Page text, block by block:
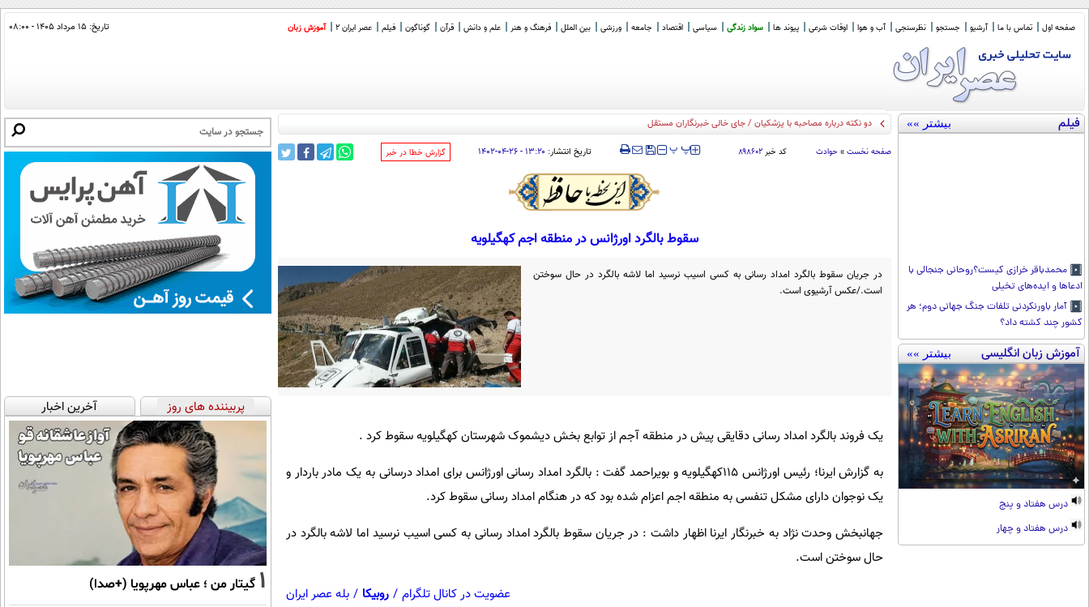
صفحه اول تماس با ما آرشیو جستجو نظرسنجی آب و هوا اوقات شرعی پیوند ها سواد زندگی سیاسی اقتصاد جامعه ورزشی بین الملل فرهنگ و هنر علم و دانش قرآن گوناگون فیلم عصر ایران 2 آموزش زبان تاریخ: ۱۵ مرداد ۱۴۰۵ - ۰۸:۰۰
فیلم بیشتر »»
محمدباقر خرازی کیست؟روحانی جنجالی با
ادعاها و ایده‌های تخیلی
آمار باورنکردنی تلفات جنگ جهانی دوم؛ هر
کشور چند کشته داد؟
آموزش زبان انگلیسی بیشتر »»
درس هفتاد و پنج
درس هفتاد و چهار
دو نکته درباره مصاحبه با پزشکیان / جای خالی خبرنگاران مستقل
صفحه نخست » حوادث کد خبر ۸۹۸۶۰۲ ‍‍‍ پپ تاریخ انتشار: ۱۳:۲۰ - ۲۶-۰۴-۱۴۰۲ ‌گزارش خطا در خبر
سقوط بالگرد اورژانس در منطقه اجم کهگیلویه
در جریان سقوط بالگرد امداد رسانی به کسی اسیب نرسید اما لاشه بالگرد در حال سوختن
است./عکس آرشیوی است.
یک فروند بالگرد امداد رسانی دقایقی پیش در منطقه آجم از توابع بخش دیشموک شهرستان کهگیلویه سقوط کرد .
به گزارش ایرنا؛ رئیس اورژانس ۱۱۵کهگیلویه و بویراحمد گفت : بالگرد امداد رسانی اورژانس برای امداد درسانی به یک مادر باردار و
یک نوجوان دارای مشکل تنفسی به منطقه اجم اعزام شده بود که در هنگام امداد رسانی سقوط کرد.
جهانبخش وحدت نژاد به خبرنگار ایرنا اظهار داشت : در جریان سقوط بالگرد امداد رسانی به کسی اسیب نرسید اما لاشه بالگرد در
حال سوختن است.
عضویت در کانال تلگرام / روبیکا / بله عصر ایران
پربیننده های روز آخرین اخبار
1 گیتار من ؛ عباس مهرپویا (+صدا)